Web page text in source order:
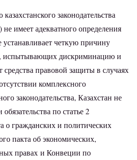
законодательства
имеет адекватного определения
четкую причину
испытывающих дискриминацию и
средства правовой защиты в случаях
комплексного
законодательства, Казахстан не
по статье 2
о гражданских и политических
пакта об экономических,
правах и Конвеции по